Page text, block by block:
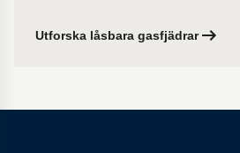
Utforska låsbara gasfjädrar